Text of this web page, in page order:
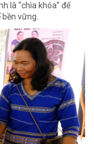
là “chìa khóa” để
vững.